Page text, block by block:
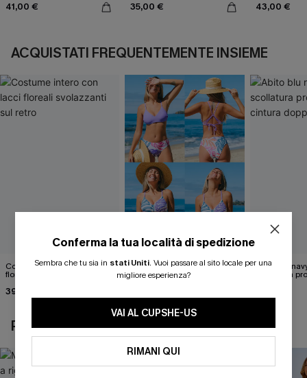
41,00 € 35,00 € 43,00 €
ACQUISTATI FREQUENTEMENTE INSIEME
Costume intero con lacci
floreali svolazzanti sul retro
39,00 €
Set di top bikini tropicale
reversibile e pantaloni a vita
Abito blu
scollatura
POTREBBE INTERESSARTI ANCHE
Conferma la tua località di spedizione
Sembra che tu sia in stati Uniti. Vuoi passare al sito locale per una
migliore esperienza?
VAI AL CUPSHE-US
RIMANI QUI